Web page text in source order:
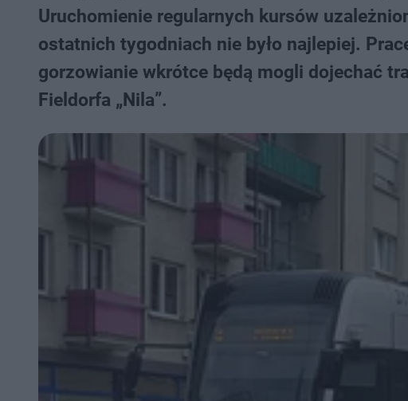
Uruchomienie regularnych kursów
ostatnich tygodniach nie było najlepiej.
gorzowianie wkrótce będą mogli dojechać
Fieldorfa „Nila”.